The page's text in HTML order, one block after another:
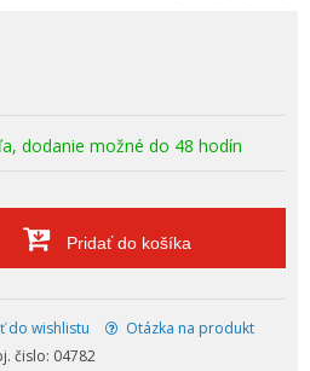
dodanie možné do 48 hodín
Pridať do košíka
do wishlistu
Otázka na produkt
čislo: 04782